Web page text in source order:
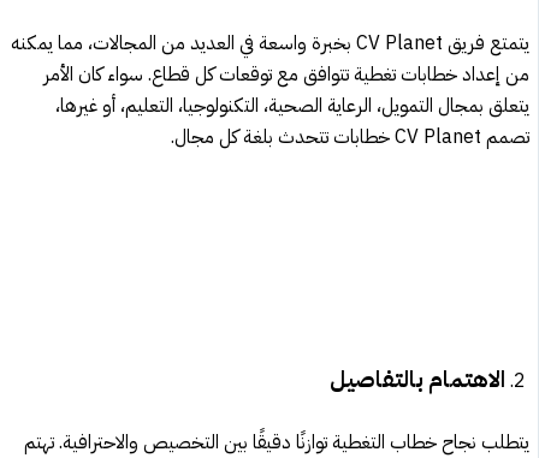
يتمتع فريق CV Planet بخبرة واسعة في العديد من المجالات، مما يمكنه
من إعداد خطابات تغطية تتوافق مع توقعات كل قطاع. سواء كان الأمر
يتعلق بمجال التمويل، الرعاية الصحية، التكنولوجيا، التعليم، أو غيرها،
تصمم CV Planet خطابات تتحدث بلغة كل مجال.
الاهتمام بالتفاصيل
يتطلب نجاح خطاب التغطية توازنًا دقيقًا بين التخصيص والاحترافية. تهتم